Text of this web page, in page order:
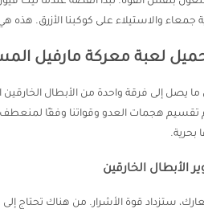
جمعاء والاستيلاء على كوكبنا الأزرق.
لعبة معركة مارفيل
يصل إلى فرقة واحدة من الأبطال الخارقين
تقسيم هجمات العدو وقواتنا وفقًا
بحرية.
الأبطال الخارقين
ستزداد قوة الأشرار. من هناك تحتاج